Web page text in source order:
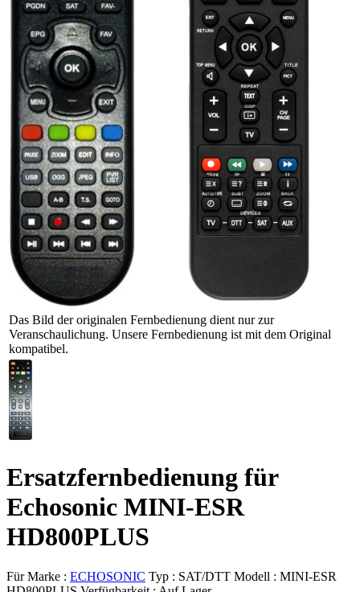
Das Bild der originalen Fernbedienung dient nur zur
Veranschaulichung. Unsere Fernbedienung ist mit dem Original
kompatibel.
Ersatzfernbedienung für
Echosonic MINI-ESR
HD800PLUS
Für Marke : ECHOSONIC Typ : SAT/DTT Modell : MINI-ESR